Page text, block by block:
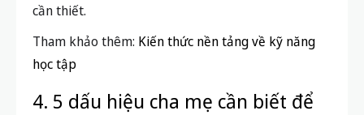
cần thiết.
Tham khảo thêm: Kiến thức nền tảng về kỹ năng
học tập
4. 5 dấu hiệu cha mẹ cần biết để